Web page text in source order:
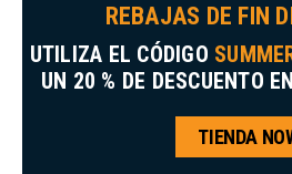
REBAJAS DE FIN
UTILIZA EL CÓDIGO
UN 20 % DE DESCUENTO
TIENDA